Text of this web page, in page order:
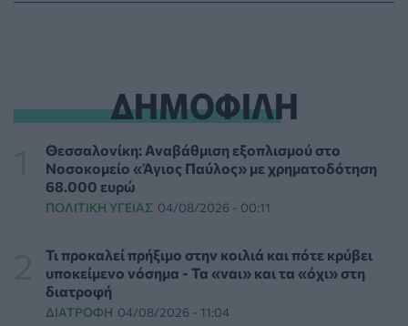
Γιαννάκος: Πρωτοφανής πίεση στο Νοσοκομείο
Ζακύνθου - Καταγγέλθηκαν οκτώ βιασμοί γυναικών
ΠΟΛΙΤΙΚΉ ΥΓΕΊΑΣ 06/08/2026 - 16:34
Έκτακτα μέτρα και στην Καστοριά κατά της διασποράς
ΕΠΙΚΑΙΡΌΤΗΤΑ 06/08/2026 - 16:16
Τα τρία SOS στη μέση ηλικία που εξασφαλίζουν 13
επιπλέον χρόνια χωρίς άνοια
ΔΗΜΟΦΙΛΗ
Θεσσαλονίκη: Αναβάθμιση εξοπλισμού στο
Νοσοκομείο «Άγιος Παύλος» με χρηματοδότηση
68.000 ευρώ
ΠΟΛΙΤΙΚΉ ΥΓΕΊΑΣ 04/08/2026 - 00:11
Τι προκαλεί πρήξιμο στην κοιλιά και πότε κρύβει
υποκείμενο νόσημα - Τα «ναι» και τα «όχι» στη
διατροφή
ΔΙΑΤΡΟΦΉ 04/08/2026 - 11:04